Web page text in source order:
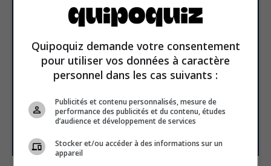
Subscribe to our
newsletter
Email address
SUBSCRIBE
Quipoquiz demande votre consentement
pour utiliser vos données à caractère
personnel dans les cas suivants :
Publicités et contenu personnalisés, mesure de
performance des publicités et du contenu, études
d’audience et développement de services
Stocker et/ou accéder à des informations sur un
appareil